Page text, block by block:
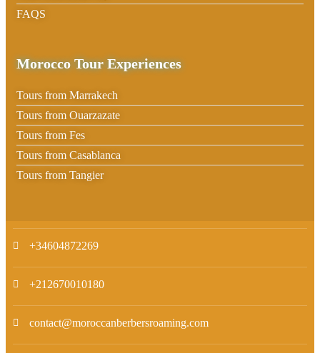
FAQS
Morocco Tour Experiences
Tours from Marrakech
Tours from Ouarzazate
Tours from Fes
Tours from Casablanca
Tours from Tangier
+34604872269
+212670010180
contact@moroccanberbersroaming.com